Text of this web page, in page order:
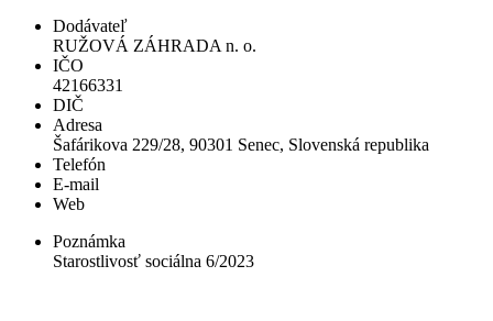
Dodávateľ
RUŽOVÁ ZÁHRADA n. o.
IČO
42166331
DIČ
Adresa
Šafárikova 229/28, 90301 Senec, Slovenská republika
Telefón
E-mail
Web
Poznámka
Starostlivosť sociálna 6/2023